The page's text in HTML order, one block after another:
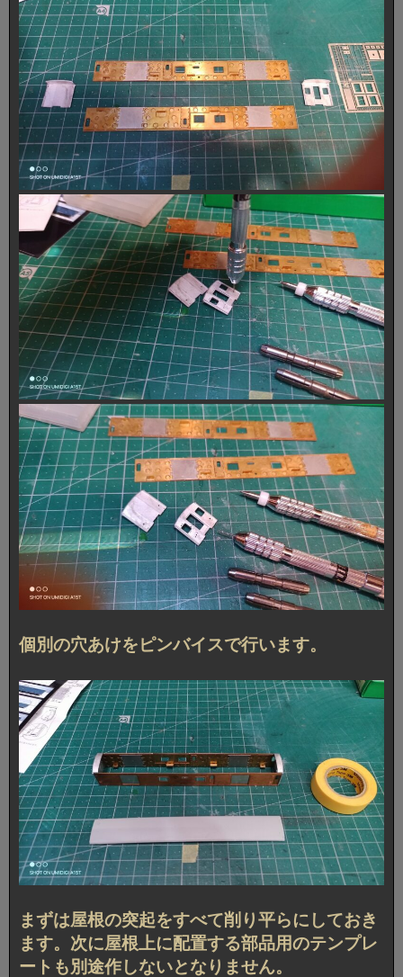
個別の穴あけをピンバイスで行います。
まずは屋根の突起をすべて削り平らにしておき
ます。次に屋根上に配置する部品用のテンプレ
ートも別途作しないとなりません。